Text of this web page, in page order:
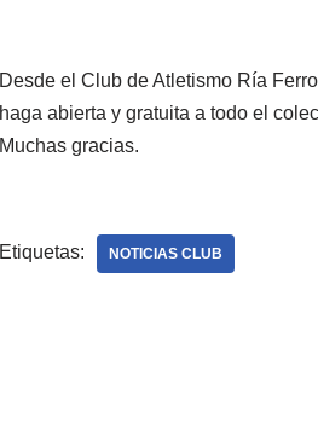
Desde el Club de Atletismo Ría
haga abierta y gratuita a todo el
Muchas gracias.
Etiquetas: NOTICIAS CLUB